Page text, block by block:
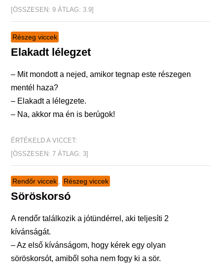
[ÖSSZESEN:9 ÁTLAG: 3.9]
Részeg viccek
Elakadt lélegzet
– Mit mondott a nejed, amikor tegnap este részegen
mentél haza?
– Elakadt a lélegzete.
– Na, akkor ma én is berúgok!
ÉRTÉKELD A VICCET:
[ÖSSZESEN:7 ÁTLAG: 3]
Rendőr viccek Részeg viccek
Söröskorsó
A rendőr találkozik a jótündérrel, aki teljesíti 2
kívánságát.
– Az első kívánságom, hogy kérek egy olyan
söröskorsót, amiből soha nem fogy ki a sör.